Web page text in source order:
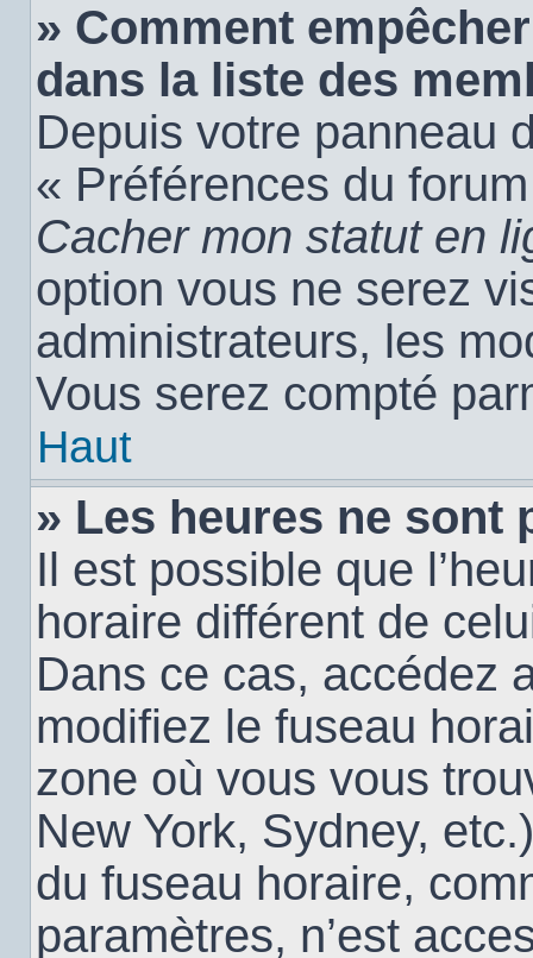
» Comment
dans la liste des
Depuis votre panneau
« Préférences du
Cacher mon statut en
option vous ne serez
administrateurs, les
Vous serez compté
Haut
» Les heures ne sont
Il est possible que
horaire différent de
Dans ce cas, accédez
modifiez le fuseau
zone où vous vous
New York, Sydney,
du fuseau horaire,
paramètres, n’est